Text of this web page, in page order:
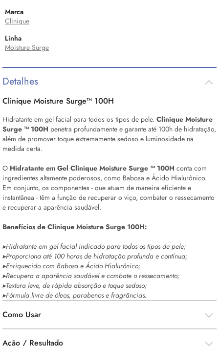
Marca
Clinique
Linha
Moisture Surge
Detalhes
Clinique Moisture Surge™ 100H
Hidratante em gel facial para todos os tipos de pele. Clinique Moisture
Surge ™ 100H penetra profundamente e garante até 100h de hidratação,
além de promover toque extremamente sedoso e luminosidade na
medida certa.
O Hidratante em Gel Clinique Moisture Surge ™ 100H conta com
ingredientes altamente poderosos, como Babosa e Ácido Hialurônico.
Em conjunto, os componentes - que atuam de maneira eficiente e
instantânea - têm a função de recuperar o viço, combater o ressecamento
e recuperar a aparência saudável.
Benefícios de Clinique Moisture Surge 100H:
▸Hidratante em gel facial indicado para todos os tipos de pele;
▸Proporciona até 100 horas de hidratação profunda e contínua;
▸Enriquecido com Babosa e Ácido Hialurônico;
▸Recupera a aparência saudável e combate o ressecamento;
▸Textura leve, de rápida absorção e toque sedoso;
▸Fórmula livre de óleos, parabenos e fragrâncias.
Como Usar
Ação / Resultado